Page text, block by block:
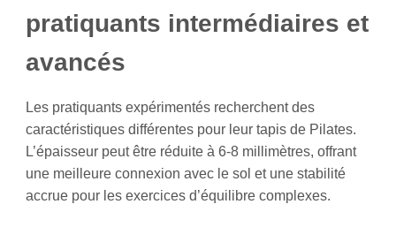
pratiquants intermédiaires et
avancés
Les pratiquants expérimentés recherchent des
caractéristiques différentes pour leur tapis de Pilates.
L’épaisseur peut être réduite à 6-8 millimètres, offrant
une meilleure connexion avec le sol et une stabilité
accrue pour les exercices d’équilibre complexes.